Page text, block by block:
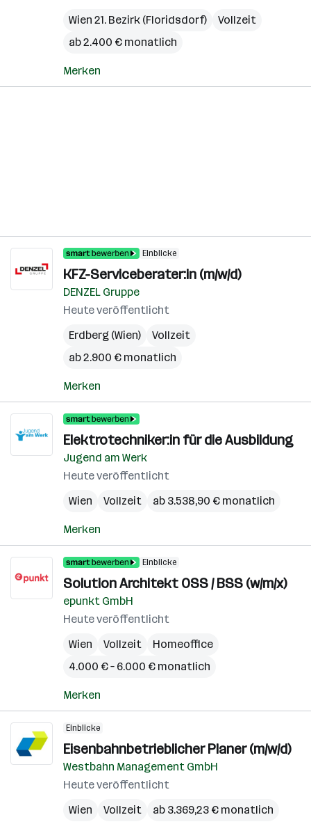
Wien 21. Bezirk (Floridsdorf)
Vollzeit
ab 2.400 € monatlich
Merken
Einblicke
KFZ-Serviceberater:in (m/w/d)
DENZEL Gruppe
Heute veröffentlicht
Erdberg (Wien)
Vollzeit
ab 2.900 € monatlich
Merken
Elektrotechniker:in für die Ausbildung
Jugend am Werk
Heute veröffentlicht
Wien
Vollzeit ab 3.538,90 € monatlich
Merken
Einblicke
Solution Architekt OSS / BSS (w/m/x)
epunkt GmbH
Heute veröffentlicht
Wien
Vollzeit
Homeoffice
4.000 € – 6.000 € monatlich
Merken
Einblicke
Eisenbahnbetrieblicher Planer (m/w/d)
Westbahn Management GmbH
Heute veröffentlicht
Wien
Vollzeit ab 3.369,23 € monatlich